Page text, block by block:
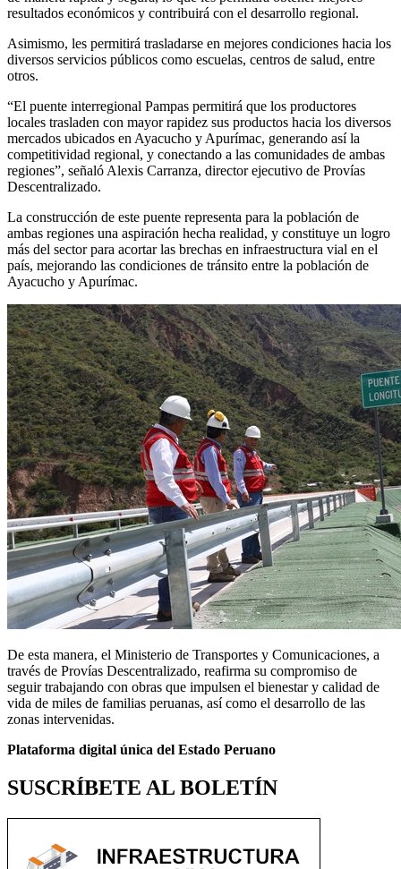
resultados económicos y contribuirá con el desarrollo regional.
Asimismo, les permitirá trasladarse en mejores condiciones hacia los
diversos servicios públicos como escuelas, centros de salud, entre
otros.
“El puente interregional Pampas permitirá que los productores
locales trasladen con mayor rapidez sus productos hacia los diversos
mercados ubicados en Ayacucho y Apurímac, generando así la
competitividad regional, y conectando a las comunidades de ambas
regiones”, señaló Alexis Carranza, director ejecutivo de Provías
Descentralizado.
La construcción de este puente representa para la población de
ambas regiones una aspiración hecha realidad, y constituye un logro
más del sector para acortar las brechas en infraestructura vial en el
país, mejorando las condiciones de tránsito entre la población de
Ayacucho y Apurímac.
De esta manera, el Ministerio de Transportes y Comunicaciones, a
través de Provías Descentralizado, reafirma su compromiso de
seguir trabajando con obras que impulsen el bienestar y calidad de
vida de miles de familias peruanas, así como el desarrollo de las
zonas intervenidas.
Plataforma digital única del Estado Peruano
SUSCRÍBETE AL BOLETÍN